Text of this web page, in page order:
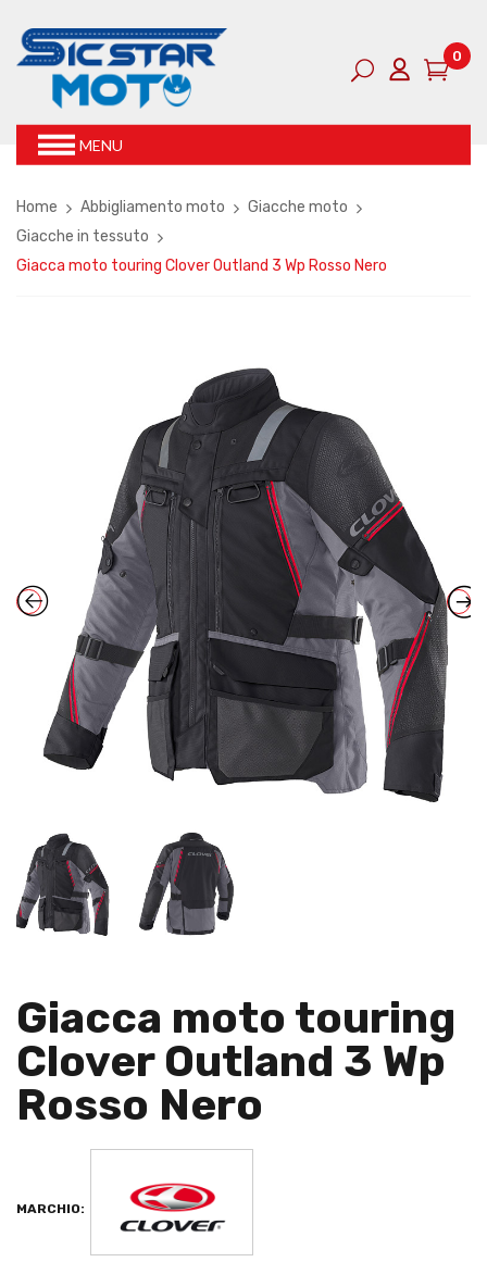
0
MENU
Home Abbigliamento moto
Giacche moto
Giacche in tessuto
Giacca moto touring Clover Outland 3 Wp Rosso Nero
Giacca moto touring
Clover Outland 3 Wp
Rosso Nero
MARCHIO: